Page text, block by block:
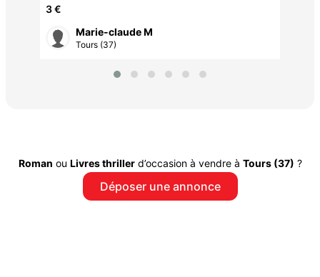
pour rire
3 €
Marie-claude M
Tours (37)
Roman ou Livres thrillerd’occasion à vendre à Tours (37) ?
Déposer une annonce